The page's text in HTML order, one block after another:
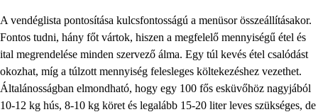
A vendéglista pontosítása kulcsfontosságú a menüsor összeállításakor.
Fontos tudni, hány főt vártok, hiszen a megfelelő mennyiségű étel és
ital megrendelése minden szervező álma. Egy túl kevés étel csalódást
okozhat, míg a túlzott mennyiség felesleges költekezéshez vezethet.
Általánosságban elmondható, hogy egy 100 fős esküvőhöz nagyjából
10-12 kg hús, 8-10 kg köret és legalább 15-20 liter leves szükséges, de